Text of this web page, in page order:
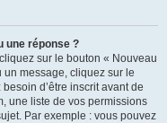
une réponse ?
sur le bouton « Nouveau
message, cliquez sur le
d’être inscrit avant de
une liste de vos permissions
Par exemple : vous pouvez